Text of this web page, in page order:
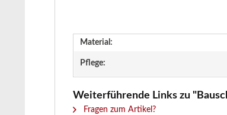
Material:
Pflege:
Weiterführende Links zu
Fragen zum Artikel?